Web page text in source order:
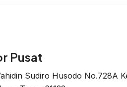
Pusat
Sudiro Husodo No.728A